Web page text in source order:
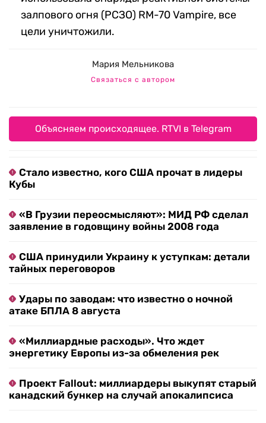
залпового огня (РСЗО) RM-70 Vampire, все
цели уничтожили.
Мария Мельникова
Связаться с автором
Объясняем происходящее. RTVI в Telegram
Стало известно, кого США прочат в лидеры
Кубы
«В Грузии переосмысляют»: МИД РФ сделал
заявление в годовщину войны 2008 года
США принудили Украину к уступкам: детали
тайных переговоров
Удары по заводам: что известно о ночной
атаке БПЛА 8 августа
«Миллиардные расходы». Что ждет
энергетику Европы из-за обмеления рек
Проект Fallout: миллиардеры выкупят старый
канадский бункер на случай апокалипсиса